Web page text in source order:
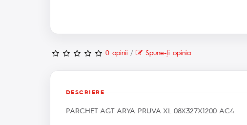
0 opinii / Spune-ţi opinia
DESCRIERE
PARCHET AGT ARYA PRUVA XL 08X327X1200 AC4